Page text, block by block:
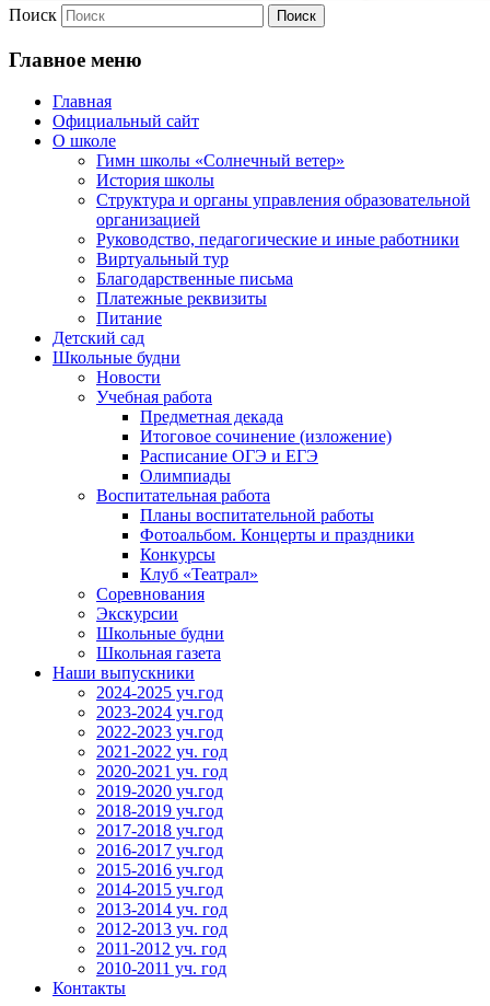
Поиск
Главное меню
Главная
Официальный сайт
О школе
Гимн школы «Солнечный ветер»
История школы
Структура и органы управления образовательной
организацией
Руководство, педагогические и иные работники
Виртуальный тур
Благодарственные письма
Платежные реквизиты
Питание
Детский сад
Школьные будни
Новости
Учебная работа
Предметная декада
Итоговое сочинение (изложение)
Расписание ОГЭ и ЕГЭ
Олимпиады
Воспитательная работа
Планы воспитательной работы
Фотоальбом. Концерты и праздники
Конкурсы
Клуб «Театрал»
Соревнования
Экскурсии
Школьные будни
Школьная газета
Наши выпускники
2024-2025 уч.год
2023-2024 уч.год
2022-2023 уч.год
2021-2022 уч. год
2020-2021 уч. год
2019-2020 уч.год
2018-2019 уч.год
2017-2018 уч.год
2016-2017 уч.год
2015-2016 уч.год
2014-2015 уч.год
2013-2014 уч. год
2012-2013 уч. год
2011-2012 уч. год
2010-2011 уч. год
Контакты